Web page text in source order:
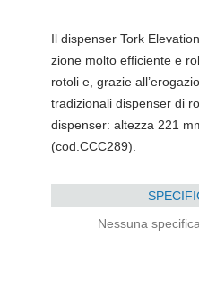
Il dispenser Tork
zione molto efficiente e
rotoli e, grazie
tradizionali dispenser di
dispenser: altezza 221
(cod.CCC289).
Nessuna